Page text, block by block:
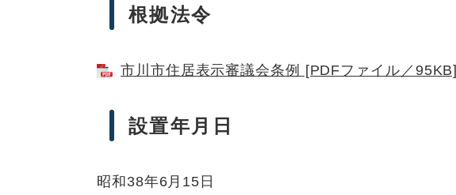
根拠法令
市川市住居表示審議会条例 [PDFファイル／95KB]
設置年月日
昭和38年6月15日